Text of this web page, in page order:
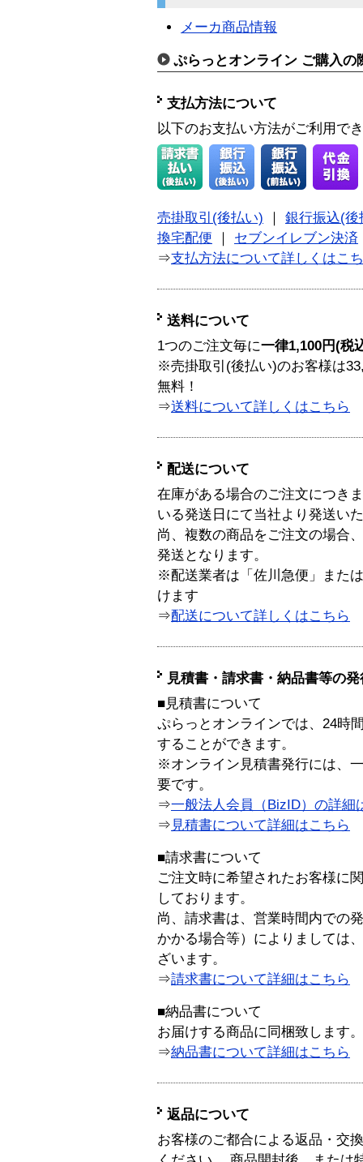
メーカ商品情報
ぷらっとオンライン ご購入の
支払方法について
以下のお支払い方法がご利用で
売掛取引(後払い)
銀行振込(後
換宅配便
セブンイレブン決済
⇒支払方法について詳しくはこ
送料について
1つのご注文毎に一律1,100円(税
※売掛取引(後払い)のお客様は
無料！
⇒送料について詳しくはこちら
配送について
在庫がある場合のご注文につき
いる発送日にて当社より発送い
尚、複数の商品をご注文の場合
発送となります。
※配送業者は「佐川急便」また
けます
⇒配送について詳しくはこちら
見積書・請求書・納品書等の
■見積書について
ぷらっとオンラインでは、24時
することができます。
※オンライン見積書発行には、
要です。
⇒一般法人会員（BizID）の詳細
⇒ 見積書について詳細はこちら
■請求書について
ご注文時に希望されたお客様に
しております。
尚、請求書は、営業時間内での
かかる場合等）によりましては
ざいます。
⇒請求書について詳細はこちら
■納品書について
お届けする商品に同梱致します。
⇒納品書について詳細はこちら
返品について
お客様のご都合による返品・交